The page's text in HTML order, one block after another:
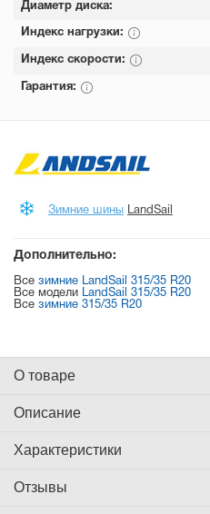
Диаметр диска:
Индекс нагрузки:
Индекс скорости:
Гарантия:
Зимние шины LandSail
Дополнительно:
Все зимние LandSail 315/35 R20
Все модели LandSail 315/35 R20
Все зимние 315/35 R20
О товаре
Описание
Характеристики
Отзывы